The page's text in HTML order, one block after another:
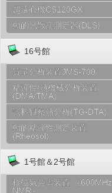
超遠心機CS120GX
動的光散乱測定器(DLS)
16号館
質量分析装置JMS-700
粘弾性/熱機械分析装置
(DMA/TMA)
試料観察熱分析(TG-DTA)
動的粘弾性測定装置
(Rheosol)
1号館＆2号館
核磁気共鳴装置 （600MHz
NMR）